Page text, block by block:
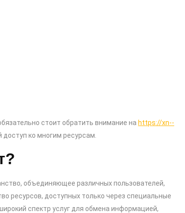
стоит обратить внимание на https://xn--
ко многим ресурсам.
объединяющее различных пользователей,
ресурсов, доступных только через специальные
спектр услуг для обмена информацией,